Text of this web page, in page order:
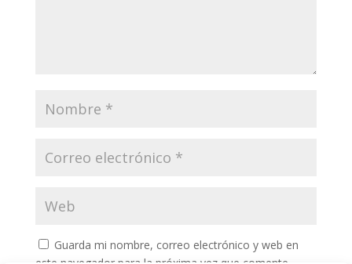
Guarda mi nombre, correo electrónico y web en